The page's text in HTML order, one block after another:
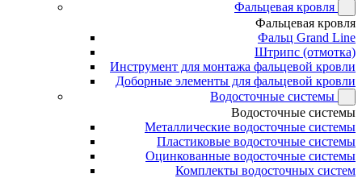
Фальцевая кровля
Фальцевая кровля
Фальц Grand Line
Штрипс (отмотка)
Инструмент для монтажа фальцевой кровли
Доборные элементы для фальцевой кровли
Водосточные системы
Водосточные системы
Металлические водосточные системы
Пластиковые водосточные системы
Оцинкованные водосточные системы
Комплекты водосточных систем